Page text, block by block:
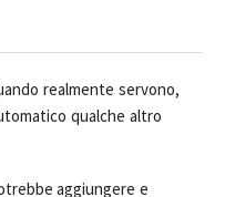
realmente servono,
qualche altro
aggiungere e